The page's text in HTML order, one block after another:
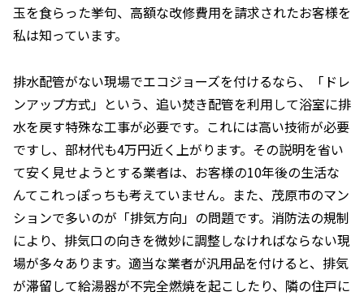
玉を食らった挙句、高額な改修費用を請求されたお客様を
私は知っています。
排水配管がない現場でエコジョーズを付けるなら、「ドレ
ンアップ方式」という、追い焚き配管を利用して浴室に排
水を戻す特殊な工事が必要です。これには高い技術が必要
ですし、部材代も4万円近く上がります。その説明を省い
て安く見せようとする業者は、お客様の10年後の生活な
んてこれっぽっちも考えていません。また、茂原市のマン
ションで多いのが「排気方向」の問題です。消防法の規制
により、排気口の向きを微妙に調整しなければならない現
場が多々あります。適当な業者が汎用品を付けると、排気
が滞留して給湯器が不完全燃焼を起こしたり、隣の住戸に